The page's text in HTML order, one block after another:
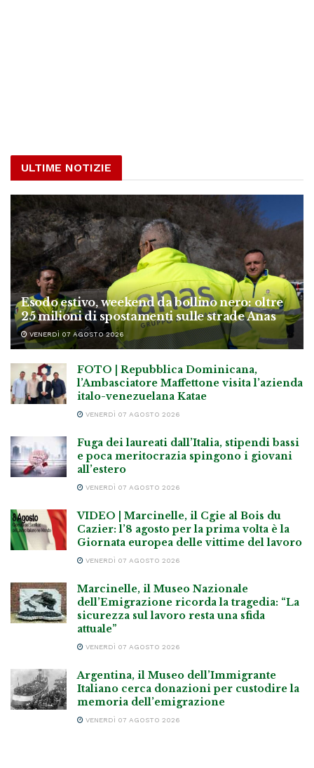
ULTIME NOTIZIE
Esodo estivo, weekend da bollino nero: oltre
25 milioni di spostamenti sulle strade Anas
VENERDÌ 07 AGOSTO 2026
FOTO | Repubblica Dominicana,
l’Ambasciatore Maffettone visita l’azienda
italo-venezuelana Katae
VENERDÌ 07 AGOSTO 2026
Fuga dei laureati dall’Italia, stipendi bassi
e poca meritocrazia spingono i giovani
all’estero
VENERDÌ 07 AGOSTO 2026
VIDEO | Marcinelle, il Cgie al Bois du
Cazier: l’8 agosto per la prima volta è la
Giornata europea delle vittime del lavoro
VENERDÌ 07 AGOSTO 2026
Marcinelle, il Museo Nazionale
dell’Emigrazione ricorda la tragedia: “La
sicurezza sul lavoro resta una sfida
attuale”
VENERDÌ 07 AGOSTO 2026
Argentina, il Museo dell’Immigrante
Italiano cerca donazioni per custodire la
memoria dell’emigrazione
VENERDÌ 07 AGOSTO 2026